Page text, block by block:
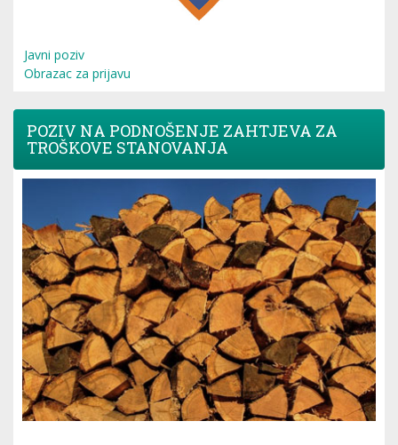
Javni poziv
Obrazac za prijavu
POZIV NA PODNOŠENJE ZAHTJEVA ZA
TROŠKOVE STANOVANJA